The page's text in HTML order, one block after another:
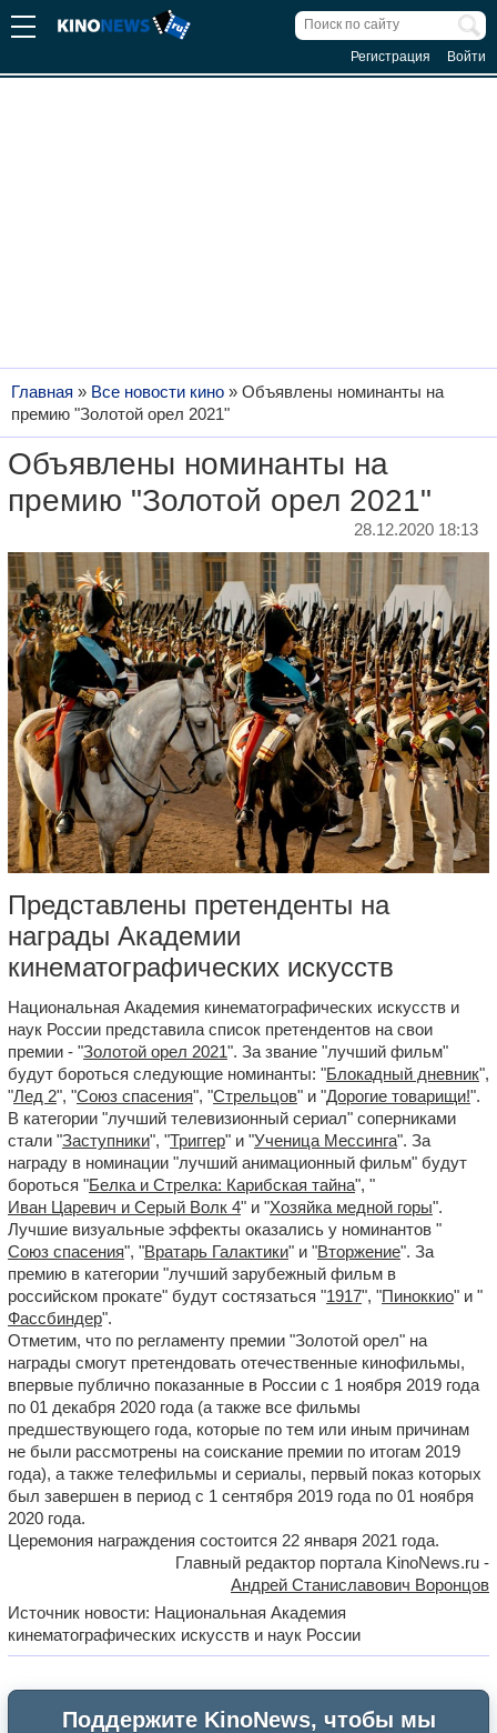
Регистрация Войти
Главная » Все новости кино » Объявлены номинанты на
премию "Золотой орел 2021"
Объявлены номинанты на
премию "Золотой орел 2021"
28.12.2020 18:13
Представлены претенденты на
награды Академии
кинематографических искусств
Национальная Академия кинематографических искусств и
наук России представила список претендентов на свои
премии - "Золотой орел 2021". За звание "лучший фильм"
будут бороться следующие номинанты: "Блокадный дневник",
"Лед 2", "Союз спасения", "Стрельцов" и "Дорогие товарищи!".
В категории "лучший телевизионный сериал" соперниками
стали "Заступники", "Триггер" и "Ученица Мессинга". За
награду в номинации "лучший анимационный фильм" будут
бороться "Белка и Стрелка: Карибская тайна", "
Иван Царевич и Серый Волк 4" и "Хозяйка медной горы".
Лучшие визуальные эффекты оказались у номинантов "
Союз спасения", "Вратарь Галактики" и "Вторжение". За
премию в категории "лучший зарубежный фильм в
российском прокате" будут состязаться "1917", "Пиноккио" и "
Фассбиндер".
Отметим, что по регламенту премии "Золотой орел" на
награды смогут претендовать отечественные кинофильмы,
впервые публично показанные в России с 1 ноября 2019 года
по 01 декабря 2020 года (а также все фильмы
предшествующего года, которые по тем или иным причинам
не были рассмотрены на соискание премии по итогам 2019
года), а также телефильмы и сериалы, первый показ которых
был завершен в период с 1 сентября 2019 года по 01 ноября
2020 года.
Церемония награждения состоится 22 января 2021 года.
Главный редактор портала KinoNews.ru -
Андрей Станиславович Воронцов
Источник новости: Национальная Академия
кинематографических искусств и наук России
Поддержите KinoNews, чтобы мы